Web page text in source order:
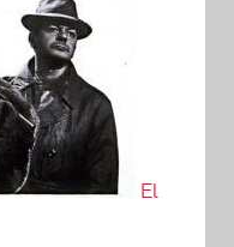
El